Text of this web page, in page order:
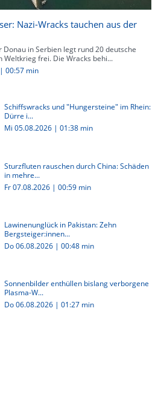
Nazi-Wracks tauchen aus der
in Serbien legt rund 20 deutsche
Weltkrieg frei. Die Wracks behi...
00:57 min
Schiffswracks und "Hungersteine" im Rhein:
Dürre i...
Mi 05.08.2026 | 01:38 min
Sturzfluten rauschen durch China: Schäden
in mehre...
Fr 07.08.2026 | 00:59 min
Lawinenunglück in Pakistan: Zehn
Bergsteiger:innen...
Do 06.08.2026 | 00:48 min
Sonnenbilder enthüllen bislang verborgene
Plasma-W...
Do 06.08.2026 | 01:27 min